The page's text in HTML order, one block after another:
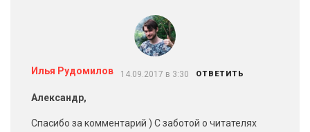
Илья Рудомилов 14.09.2017 в 3:30 ОТВЕТИТЬ
Александр,
Спасибо за комментарий ) С заботой о читателях